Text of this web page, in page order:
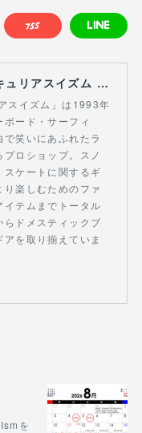
【Curious Ism】 キュリアスイズム l スノーボードショップ サーフショップ 福島県 会津若松市 郡山市 通販
スイズム」は1993年
ード・サーフィ
笑いにあふれたラ
ロショップ。スノ
ケートに関するギ
楽しむためのファ
イテムまでトータル
ドメスティックブ
を取り揃えていま
を